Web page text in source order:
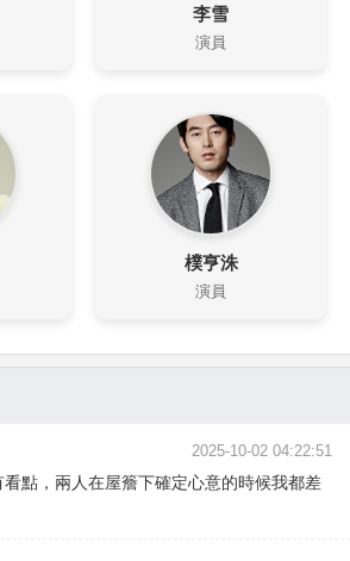
李雪
演員
樸亨洙
演員
2025-10-02 04:22:51
點，兩人在屋簷下確定心意的時候我都差